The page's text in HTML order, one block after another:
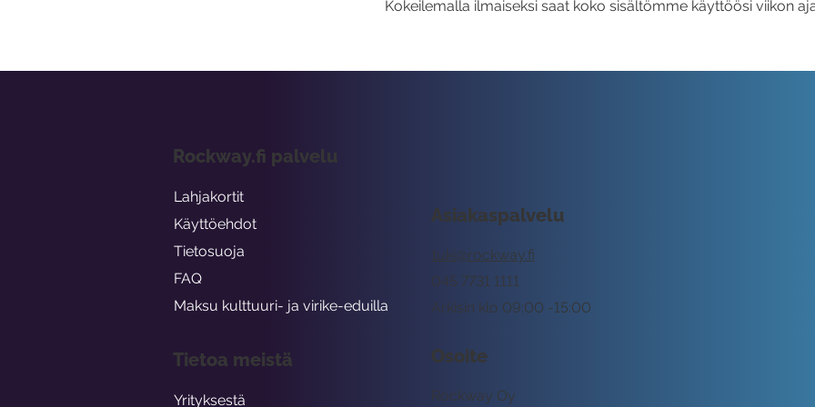
Kokeilemalla ilmaiseksi saat koko sisältömme käyttöösi viikon
Asiakaspalvelu
tuki@rockway.fi
Arkisin klo 09:00 -15:00
045 7731 1111
Osoite
Rockway Oy
Rockway.fi palvelu
Lahjakortit
Käyttöehdot
Tietosuoja
FAQ
Maksu kulttuuri- ja virike-eduilla
Tietoa meistä
Yrityksestä